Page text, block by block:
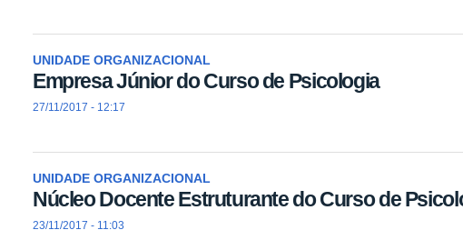
UNIDADE ORGANIZACIONAL
Empresa Júnior do Curso de Psicologia
27/11/2017 - 12:17
UNIDADE ORGANIZACIONAL
Núcleo Docente Estruturante do Curso de
23/11/2017 - 11:03